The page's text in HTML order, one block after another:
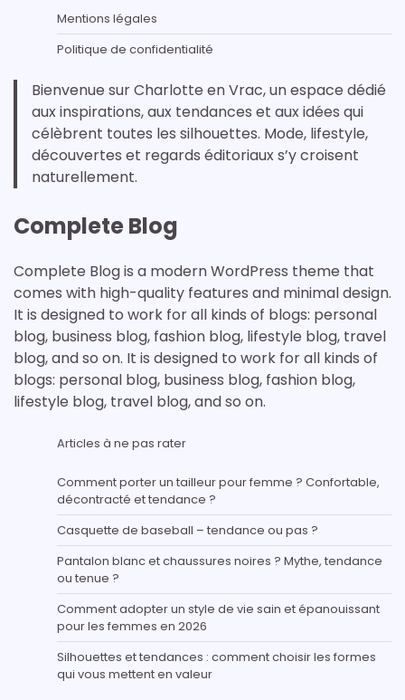
Mentions légales
Politique de confidentialité
Bienvenue sur Charlotte en Vrac, un espace dédié
aux inspirations, aux tendances et aux idées qui
célèbrent toutes les silhouettes. Mode, lifestyle,
découvertes et regards éditoriaux s’y croisent
naturellement.
Complete Blog
Complete Blog is a modern WordPress theme that
comes with high-quality features and minimal design.
It is designed to work for all kinds of blogs: personal
blog, business blog, fashion blog, lifestyle blog, travel
blog, and so on. It is designed to work for all kinds of
blogs: personal blog, business blog, fashion blog,
lifestyle blog, travel blog, and so on.
Articles à ne pas rater
Comment porter un tailleur pour femme ? Confortable,
décontracté et tendance ?
Casquette de baseball – tendance ou pas ?
Pantalon blanc et chaussures noires ? Mythe, tendance
ou tenue ?
Comment adopter un style de vie sain et épanouissant
pour les femmes en 2026
Silhouettes et tendances : comment choisir les formes
qui vous mettent en valeur